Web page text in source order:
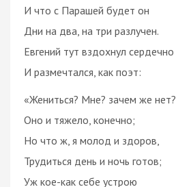
И что с Парашей будет он
Дни на два, на три разлучен.
Евгений тут вздохнул сердечно
И размечтался, как поэт:
«Жениться? Мне? зачем же нет?
Оно и тяжело, конечно;
Но что ж, я молод и здоров,
Трудиться день и ночь готов;
Уж кое-как себе устрою